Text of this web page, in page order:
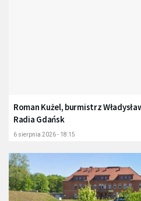
Roman Kużel, burmistrz
Radia Gdańsk
6 sierpnia 2026 - 18:15